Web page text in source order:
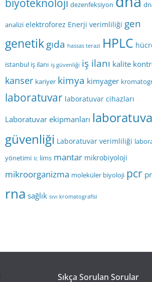
dezenfeksiyon
analizi elektroforez Enerji verimliliği gen
genetikgıda hassas terazi HPLC
istanbul iş ilanı iş güvenliği iş ilanı kalite
kanser kariyer kimya kimyager
laboratuvar laboratuvar cihazları
Laboratuvar ekipmanları
güvenliği Laboratuvar verimliliği
yönetimi lc lims mantar mikrobiyoloji
mikroorganizma moleküler biyoloji pcr
rna sağlık sıvı kromatografisi
Sıkça Sorulan Sorular